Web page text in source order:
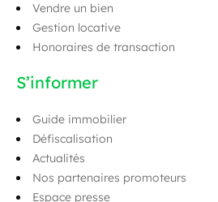
Vendre un bien
Gestion locative
Honoraires de transaction
S’informer
Guide immobilier
Défiscalisation
Actualités
Nos partenaires promoteurs
Espace presse